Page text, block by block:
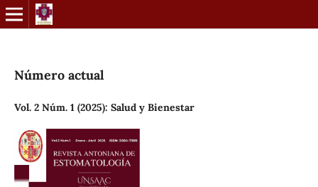
Número actual
Vol. 2 Núm. 1 (2025): Salud y Bienestar